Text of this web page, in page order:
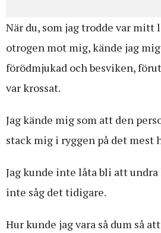
När du, som jag trodde var mitt
otrogen mot mig, kände jag
förödmjukad och besviken,
var krossat.
Jag kände mig som att den
stack mig i ryggen på det mest
Jag kunde inte låta bli att
inte såg det tidigare.
Hur kunde jag vara så dum så